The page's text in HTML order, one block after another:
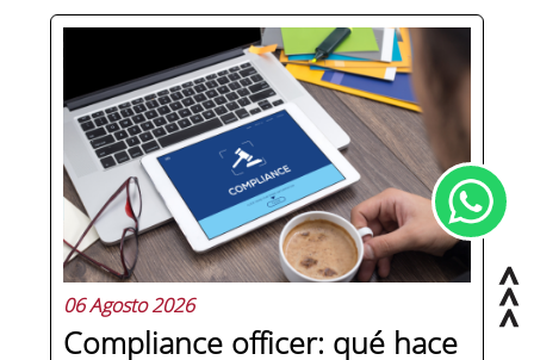
Hay personas que ocupan puestos de
dirección y hay personas que lideran.
La diferencia no está en el cargo ni en
la antigüedad, sino en un conjunto de
competencias que se pueden
aprender, practicar y medir. Si te
preguntas qué separa a un directivo...
06 Agosto 2026
Compliance officer: qué hace